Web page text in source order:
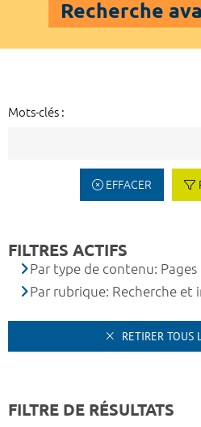
Recherche
Mots-clés :
EFFACER
FILTRES ACTIFS
Par type de contenu: Pages
Par rubrique: Recherche et
RETIRER TOUS
FILTRE DE RÉSULTATS